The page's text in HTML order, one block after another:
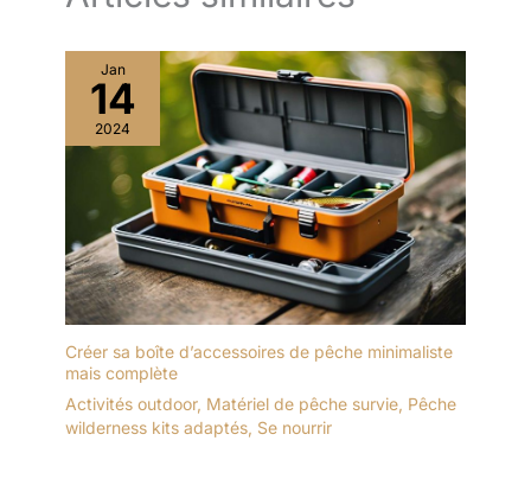
Jan
14
2024
Créer sa boîte d’accessoires de pêche minimaliste
mais complète
Activités outdoor, Matériel de pêche survie, Pêche
wilderness kits adaptés, Se nourrir